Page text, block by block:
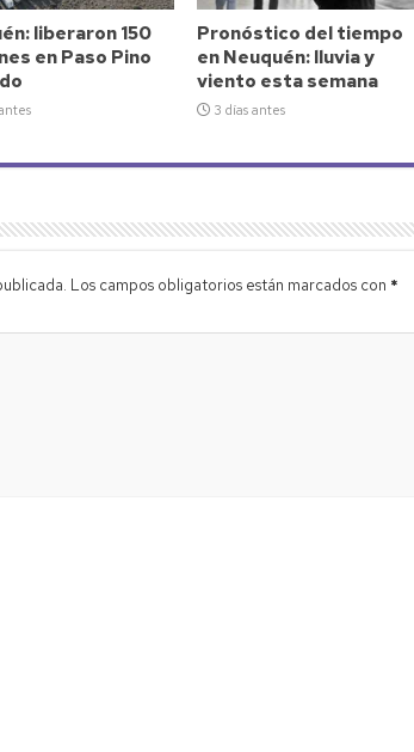
liberaron 150
en Paso Pino
Pronóstico del tiempo
en Neuquén: lluvia y
viento esta semana
3 días antes
Los campos obligatorios están marcados con *